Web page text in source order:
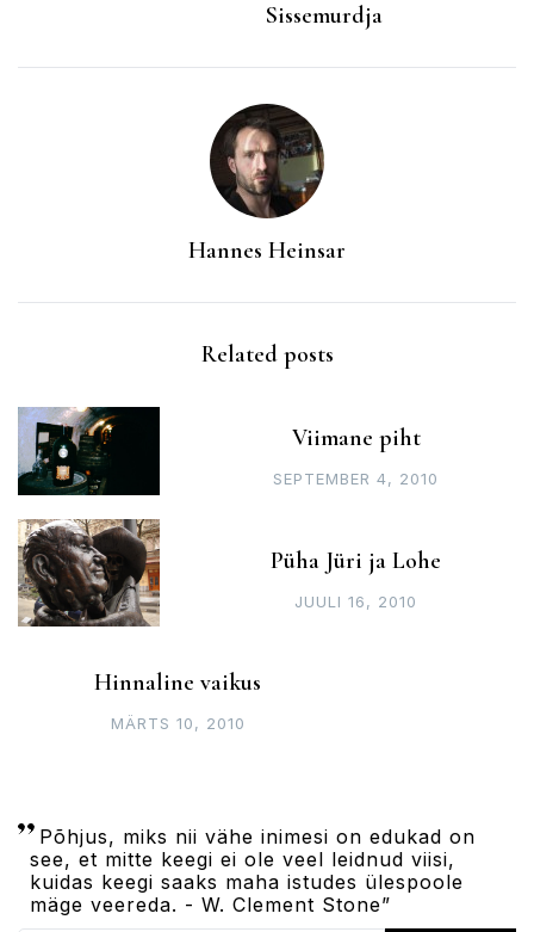
Sissemurdja
Hannes Heinsar
Related posts
Viimane piht
SEPTEMBER 4, 2010
Püha Jüri ja Lohe
JUULI 16, 2010
Hinnaline vaikus
MÄRTS 10, 2010
Põhjus, miks nii vähe inimesi on edukad on
see, et mitte keegi ei ole veel leidnud viisi,
kuidas keegi saaks maha istudes ülespoole
mäge veereda. - W. Clement Stone”